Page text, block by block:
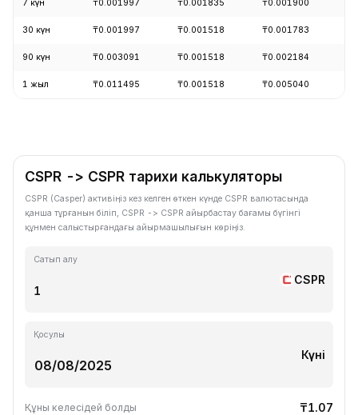
7 күн ₸0.001997 ₸0.001835 ₸0.001900
30 күн ₸0.001997 ₸0.001518 ₸0.001783
90 күн ₸0.003091 ₸0.001518 ₸0.002184
1 жыл ₸0.011495 ₸0.001518 ₸0.005040
CSPR -> CSPR тарихи калькуляторы
CSPR (Casper) активіңіз кез келген өткен күнде CSPR валютасында
қанша тұрғанын біліп, CSPR -> CSPR айырбастау бағамы бүгінгі
құнмен салыстырғандағы айырмашылығын көріңіз.
Сатып алу
CSPR
Қосулы
Күні
Құны келесідей болды ₸1.07